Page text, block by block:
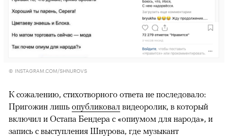
© INSTAGRAM.COM/SHNUROVS
К сожалению, стихотворного ответа не последовало:
Пригожин лишь опубликовал видеоролик, в который
включил и Остапа Бендера с «опиумом для народа», и
запись с выступления Шнурова, где музыкант